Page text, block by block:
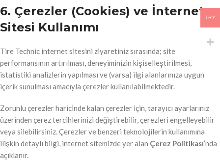
6. Çerezler (Cookies) ve İnternet
Sitesi Kullanımı
Tire Technic internet sitesini ziyaretiniz sırasında; site
performansının artırılması, deneyiminizin kişiselleştirilmesi,
istatistiki analizlerin yapılması ve (varsa) ilgi alanlarınıza uygun
içerik sunulması amacıyla çerezler kullanılabilmektedir.
Zorunlu çerezler haricinde kalan çerezler için, tarayıcı ayarlarınız
üzerinden çerez tercihlerinizi değiştirebilir, çerezleri engelleyebilir
veya silebilirsiniz. Çerezler ve benzeri teknolojilerin kullanımına
ilişkin detaylı bilgi, internet sitemizde yer alan Çerez Politikası’nda
açıklanır.
TRY